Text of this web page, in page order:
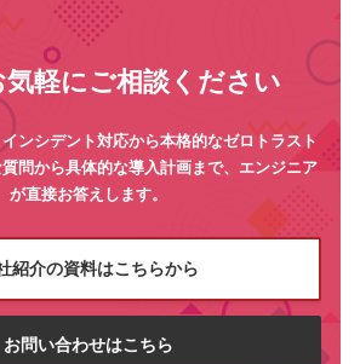
気軽にご相談ください
ンシデント対応から本格的なゼロトラスト
問から具体的な導入計画まで、エンジニア
が直接お答えします。
紹介の資料はこちらから
お問い合わせはこちら